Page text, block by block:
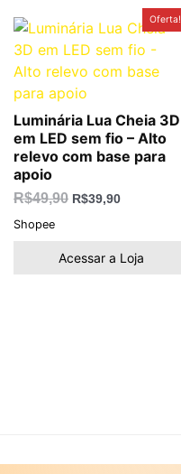
Oferta!
Luminária Lua Cheia 3D
em LED sem fio – Alto
relevo com base para
apoio
R$49,90
preço
era:
R$49,90.
R$39,90
preço
atual
é:
R$39,90.
Shopee
Acessar a Loja